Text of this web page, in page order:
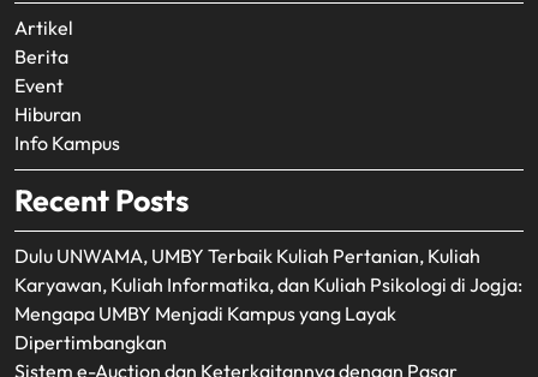
Artikel
Berita
Event
Hiburan
Info Kampus
Recent Posts
Dulu UNWAMA, UMBY Terbaik Kuliah Pertanian, Kuliah
Karyawan, Kuliah Informatika, dan Kuliah Psikologi di Jogja:
Mengapa UMBY Menjadi Kampus yang Layak
Dipertimbangkan
Sistem e-Auction dan Keterkaitannya dengan Pasar